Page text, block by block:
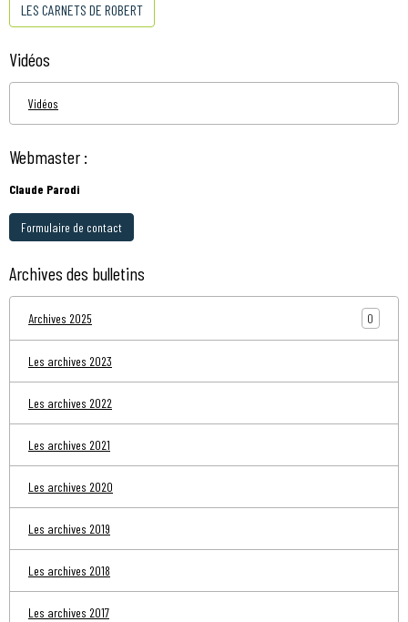
LES CARNETS DE ROBERT
Vidéos
Vidéos
Webmaster :
Claude Parodi
Formulaire de contact
Archives des bulletins
Archives 2025 0
Les archives 2023
Les archives 2022
Les archives 2021
Les archives 2020
Les archives 2019
Les archives 2018
Les archives 2017